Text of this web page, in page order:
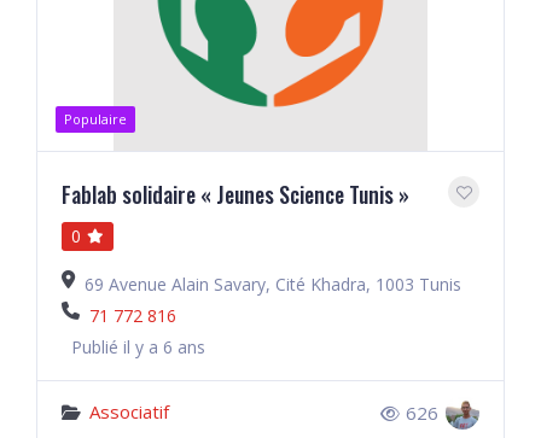
Populaire
Fablab solidaire « Jeunes Science Tunis »
0
69 Avenue Alain Savary, Cité Khadra, 1003 Tunis
71 772 816
Publié il y a 6 ans
Associatif 626